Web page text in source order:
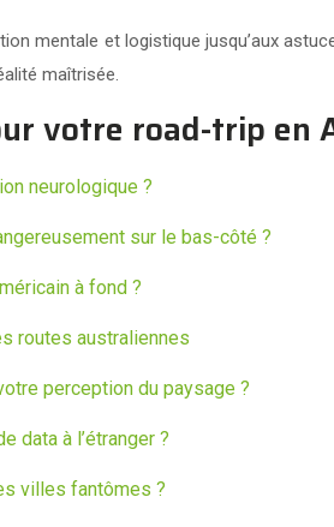
mentale et logistique jusqu’aux
maîtrisée.
votre road-trip en
neurologique ?
sur le bas-côté ?
à fond ?
routes australiennes
perception du paysage ?
data à l’étranger ?
villes fantômes ?